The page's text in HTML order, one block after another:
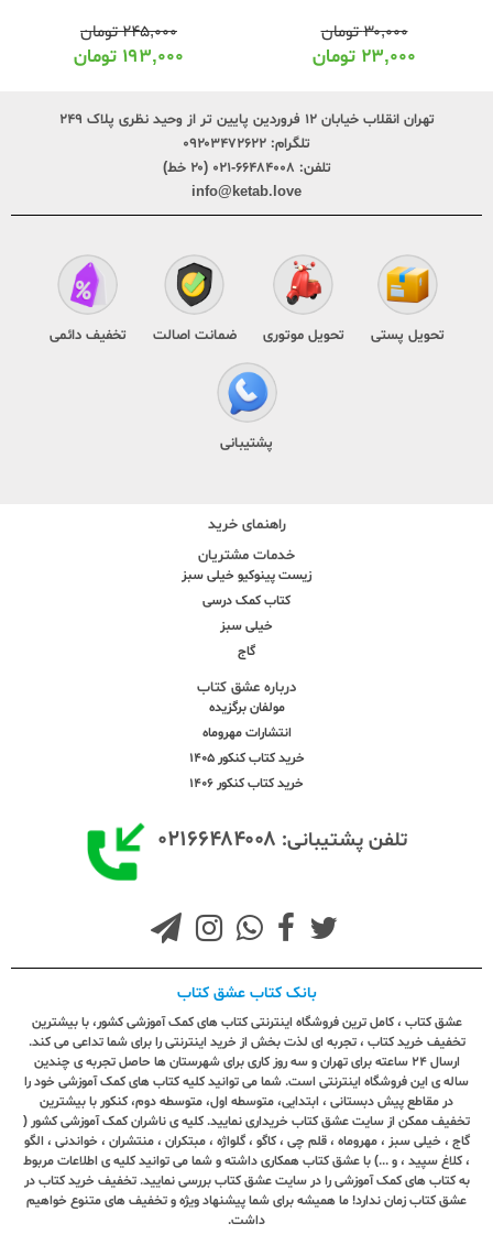
۳۰,۰۰۰تومان
۲۳,۰۰۰ تومان
۲۴۵,۰۰۰تومان
۱۹۳,۰۰۰ تومان
تهران انقلاب خیابان ۱۲ فروردین پایین تر از وحید نظری پلاک ۲۴۹
تلگرام: ۰۹۲۰۳۴۷۲۶۲۲
تلفن: ۶۶۴۸۴۰۰۸-۰۲۱ (۲۰ خط)
info@ketab.love
تحویل پستی تحویل موتوری ضمانت اصالت تخفیف دائمی
پشتیبانی
راهنمای خرید
خدمات مشتریان
زیست پینوکیو خیلی سبز
کتاب کمک درسی
خیلی سبز
گاج
درباره عشق کتاب
مولفان برگزیده
انتشارات مهروماه
خرید کتاب کنکور 1405
خرید کتاب کنکور 1406
تلفن پشتیبانی: ۰۲۱۶۶۴۸۴۰۰۸
بانک کتاب عشق کتاب
عشق کتاب ، کامل ترین فروشگاه اینترنتی کتاب های کمک آموزشی کشور، با بیشترین
تخفیف خرید کتاب ، تجربه ای لذت بخش از خرید اینترنتی را برای شما تداعی می کند.
ارسال ٢٤ ساعته برای تهران و سه روز کاری برای شهرستان ها حاصل تجربه ی چندین
ساله ی این فروشگاه اینترنتی است. شما می توانید کلیه کتاب های کمک آموزشی خود را
در مقاطع پیش دبستانی ، ابتدایی، متوسطه اول، متوسطه دوم، کنکور با بیشترین
تخفیف ممکن از سایت عشق کتاب خریداری نمایید. کلیه ی ناشران کمک آموزشی کشور (
گاج ، خیلی سبز ، مهروماه ، قلم چی ، کاگو ، گلواژه ، مبتکران ، منتشران ، خواندنی ، الگو
، کلاغ سپید ، و ...) با عشق کتاب همکاری داشته و شما می توانید کلیه ی اطلاعات مربوط
به کتاب های کمک آموزشی را در سایت عشق کتاب بررسی نمایید. تخفیف خرید کتاب در
عشق کتاب زمان ندارد! ما همیشه برای شما پیشنهاد ویژه و تخفیف های متنوع خواهیم
داشت.